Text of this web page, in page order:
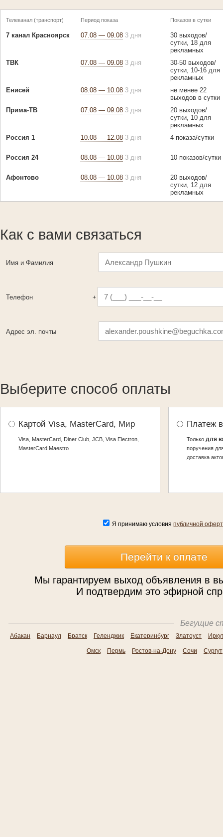
Телеканал (транспорт) Период показа Показов в сутки
7 канал Красноярск 07.08 — 09.08 3 дня
30 выходов/
сутки, 18 для
рекламных
ТВК
07.08 — 09.08 3 дня
30-50 выходов/
сутки, 10-16 для
рекламных
Енисей
08.08 — 10.08 3 дня
не менее 22
выходов в сутки
Прима-ТВ
07.08 — 09.08 3 дня
20 выходов/
сутки, 10 для
рекламных
Россия 1
10.08 — 12.08 3 дня 4 показа/сутки
Россия 24 08.08 — 10.08 3 дня 10 показов/сутки
Афонтово 08.08 — 10.08 3 дня
20 выходов/
сутки, 12 для
рекламных
Как с вами связаться
Имя и Фамилия
Телефон +
Адрес эл. почты
Выберите способ оплаты
Картой Visa, MasterCard, Мир
Visa, MasterCard, Diner Club, JCB, Visa Electron,
MasterCard Maestro
Платеж
Только для
поручения
доставка
Я принимаю условияпубличной
Мы гарантируем выход объявления в
И подтвердим это эфирной
Бегущие
Абакан Барнаул Братск Геленджик Екатеринбург Златоуст
Омск Пермь Ростов-на-Дону Сочи Сургут